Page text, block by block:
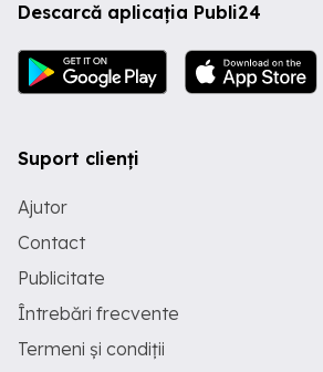
Descarcă aplicația Publi24
Suport clienți
Ajutor
Contact
Publicitate
Întrebări frecvente
Termeni și condiții